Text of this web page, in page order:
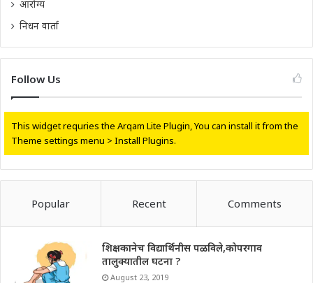
आरोग्य
निधन वार्ता
Follow Us
This widget requries the Arqam Lite Plugin, You can install it from the
Theme settings menu > Install Plugins.
Popular Recent Comments
शिक्षकानेच विद्यार्थिनीस पळविले,कोपरगाव
तालुक्यातील घटना ?
August 23, 2019